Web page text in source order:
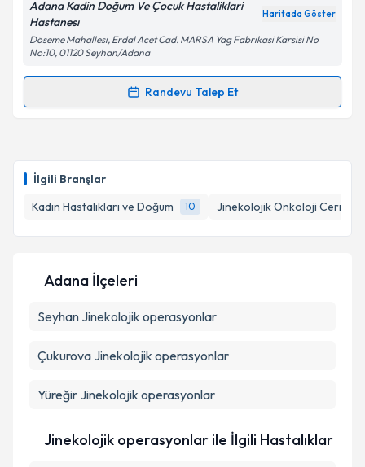
İlgili Branşlar
Kadın Hastalıkları ve Doğum
10 Jinekolojik Onkoloji
Kişisel verilerimin işlenmesine ilişkin
Aydınlatma
Metni'ni okudum ve kişisel verilerimin belirtilen
kapsamda işlenmesini kabul ediyorum.
Takvim Talebini Gönder
Adana Kadin Doğum Ve Çocuk Hastaliklari
Hastanesı
Haritada Göster
Döseme Mahallesi, Erdal Acet Cad. MARSA Yag Fabrikasi Karsisi No
No:10, 01120 Seyhan/Adana
Randevu Talep Et
Randevu Takvimi Talebi
için bir takvim hazırlandığında e-posta ile
bilgilendireceğiz.
E-posta Adresiniz
Kişisel verilerimin işlenmesine ilişkin
kapsamda işlenmesini kabul ediyorum.
Takvim Talebini Gönder
Adana İlçeleri
Seyhan Jinekolojik operasyonlar
Çukurova Jinekolojik operasyonlar
Yüreğir Jinekolojik operasyonlar
Jinekolojik operasyonlar ile İlgili Hastalıklar